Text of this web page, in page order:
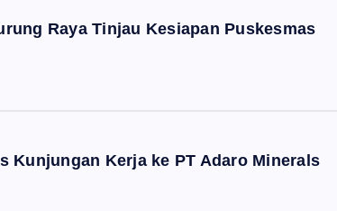
Raya Tinjau Kesiapan Puskesmas
Kunjungan Kerja ke PT Adaro Minerals